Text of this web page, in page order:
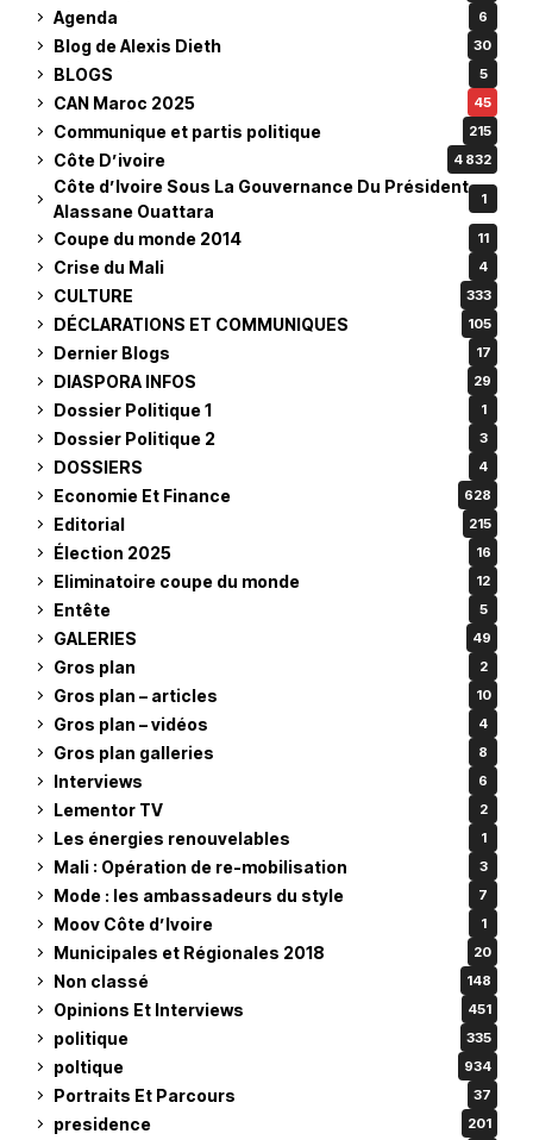
Agenda 6
Blog de Alexis Dieth 30
BLOGS 5
CAN Maroc 2025 45
Communique et partis politique 215
Côte D’ivoire 4 832
Côte d’Ivoire Sous La Gouvernance Du Président
Alassane Ouattara
1
Coupe du monde 2014 11
Crise du Mali 4
CULTURE 333
DÉCLARATIONS ET COMMUNIQUES 105
Dernier Blogs 17
DIASPORA INFOS 29
Dossier Politique 1 1
Dossier Politique 2 3
DOSSIERS 4
Economie Et Finance 628
Editorial 215
Élection 2025 16
Eliminatoire coupe du monde 12
Entête 5
GALERIES 49
Gros plan 2
Gros plan – articles 10
Gros plan – vidéos 4
Gros plan galleries 8
Interviews 6
Lementor TV 2
Les énergies renouvelables 1
Mali : Opération de re-mobilisation 3
Mode : les ambassadeurs du style 7
Moov Côte d’Ivoire 1
Municipales et Régionales 2018 20
Non classé 148
Opinions Et Interviews 451
politique 335
poltique 934
Portraits Et Parcours 37
presidence 201